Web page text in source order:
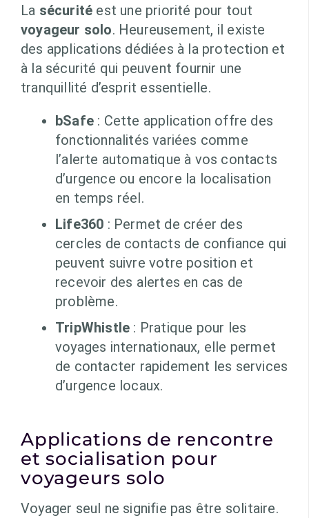
La sécurité est une priorité pour tout
voyageur solo. Heureusement, il existe
des applications dédiées à la protection et
à la sécurité qui peuvent fournir une
tranquillité d’esprit essentielle.
bSafe : Cette application offre des
fonctionnalités variées comme
l’alerte automatique à vos contacts
d’urgence ou encore la localisation
en temps réel.
Life360 : Permet de créer des
cercles de contacts de confiance qui
peuvent suivre votre position et
recevoir des alertes en cas de
problème.
TripWhistle : Pratique pour les
voyages internationaux, elle permet
de contacter rapidement les services
d’urgence locaux.
Applications de rencontre
et socialisation pour
voyageurs solo
Voyager seul ne signifie pas être solitaire.